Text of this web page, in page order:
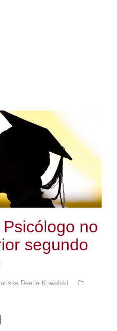
no
segundo
Larisse Deerie Kowalski